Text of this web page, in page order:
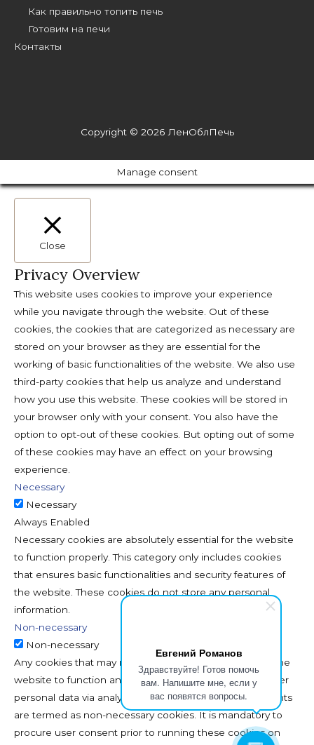
Евгений Романов
Здравствуйте! Готов помочь
вам. Напишите мне, если у
вас появятся вопросы.
Как правильно топить печь
Готовим на печи
Контакты
Copyright © 2026 ЛенОблПечь
Manage consent
Close
Privacy Overview
This website uses cookies to improve your experience
while you navigate through the website. Out of these
cookies, the cookies that are categorized as necessary are
stored on your browser as they are essential for the
working of basic functionalities of the website. We also use
third-party cookies that help us analyze and understand
how you use this website. These cookies will be stored in
your browser only with your consent. You also have the
option to opt-out of these cookies. But opting out of some
of these cookies may have an effect on your browsing
experience.
Necessary
Necessary
Always Enabled
Necessary cookies are absolutely essential for the website
to function properly. This category only includes cookies
that ensures basic functionalities and security features of
the website. These cookies do not store any personal
information.
Non-necessary
Non-necessary
Any cookies that may not be particularly necessary for the
website to function and is used specifically to collect user
personal data via analytics, ads, other embedded contents
are termed as non-necessary cookies. It is mandatory to
procure user consent prior to running these cookies on